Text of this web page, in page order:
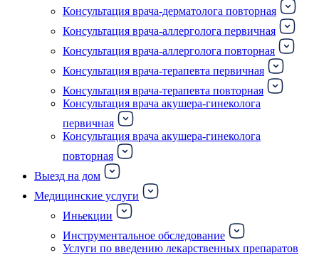
Консультация врача-дерматолога повторная
Консультация врача-аллерголога первичная
Консультация врача-аллерголога повторная
Консультация врача-терапевта первичная
Консультация врача-терапевта повторная
Консультация врача акушера-гинеколога
первичная
Консультация врача акушера-гинеколога
повторная
Выезд на дом
Медицинские услуги
Иньекции
Инструментальное обследование
Услуги по введению лекарственных препаратов